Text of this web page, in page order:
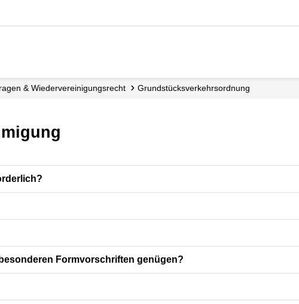
& Wieder­vereinigungs­recht Grundstücks­­verkehrsordnung
Formvorschriften genügen?